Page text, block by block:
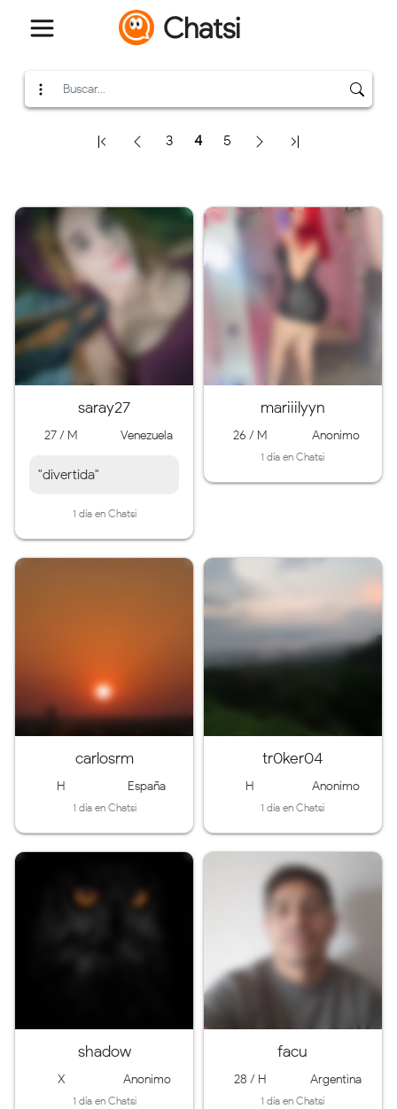
Chatsi
3 4 5
saray27
27 / M Venezuela
"divertida"
1 día en Chatsi
mariiilyyn
26 / M Anonimo
1 día en Chatsi
carlosrm
H España
1 día en Chatsi
tr0ker04
H Anonimo
1 día en Chatsi
shadow
X Anonimo
1 día en Chatsi
facu
28 / H Argentina
1 día en Chatsi